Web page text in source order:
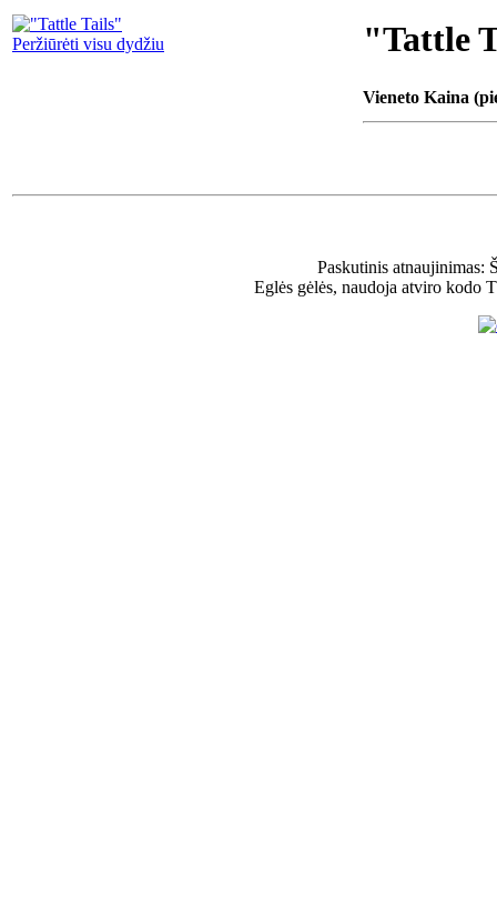
Peržiūrėti visu dydžiu "Tattle
Vieneto Kaina
Paskutinis atnaujinimas:
Eglės gėlės, naudoja atviro kodo